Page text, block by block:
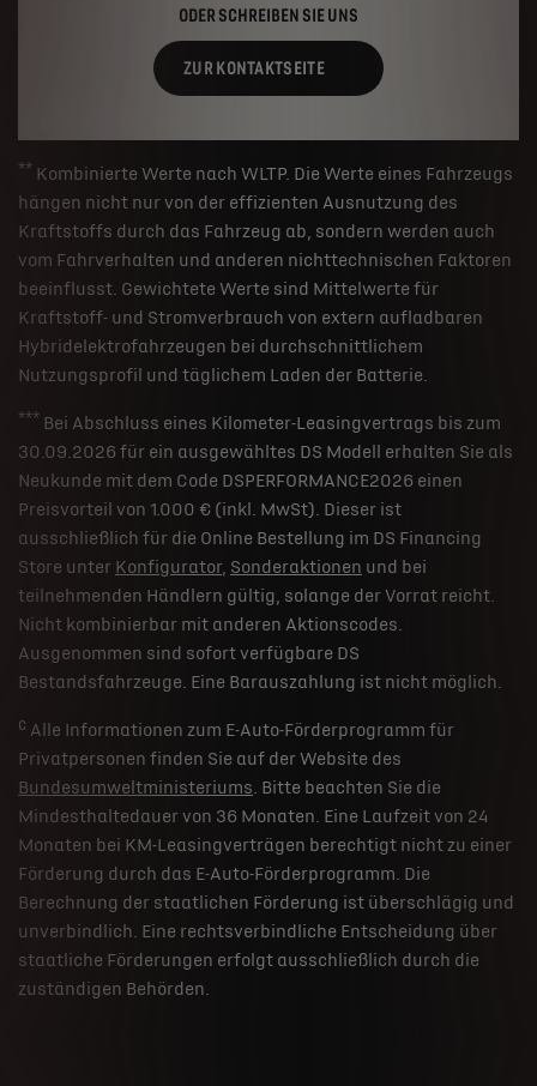
ODER SCHREIBEN SIE UNS
ZUR KONTAKTSEITE
** Kombinierte Werte nach WLTP. Die Werte eines Fahrzeugs
hängen nicht nur von der effizienten Ausnutzung des
Kraftstoffs durch das Fahrzeug ab, sondern werden auch
vom Fahrverhalten und anderen nichttechnischen Faktoren
beeinflusst. Gewichtete Werte sind Mittelwerte für
Kraftstoff- und Stromverbrauch von extern aufladbaren
Hybridelektrofahrzeugen bei durchschnittlichem
Nutzungsprofil und täglichem Laden der Batterie.
*** Bei Abschluss eines Kilometer-Leasingvertrags bis zum
30.09.2026 für ein ausgewähltes DS Modell erhalten Sie als
Neukunde mit dem Code DSPERFORMANCE2026 einen
Preisvorteil von 1.000 € (inkl. MwSt). Dieser ist
ausschließlich für die Online Bestellung im DS Financing
Store unter Konfigurator, Sonderaktionen und bei
teilnehmenden Händlern gültig, solange der Vorrat reicht.
Nicht kombinierbar mit anderen Aktionscodes.
Ausgenommen sind sofort verfügbare DS
Bestandsfahrzeuge. Eine Barauszahlung ist nicht möglich.
c Alle Informationen zum E-Auto-Förderprogramm für
Privatpersonen finden Sie auf der Website des
Bundesumweltministeriums. Bitte beachten Sie die
Mindesthaltedauer von 36 Monaten. Eine Laufzeit von 24
Monaten bei KM-Leasingverträgen berechtigt nicht zu einer
Förderung durch das E-Auto-Förderprogramm. Die
Berechnung der staatlichen Förderung ist überschlägig und
unverbindlich. Eine rechtsverbindliche Entscheidung über
staatliche Förderungen erfolgt ausschließlich durch die
zuständigen Behörden.